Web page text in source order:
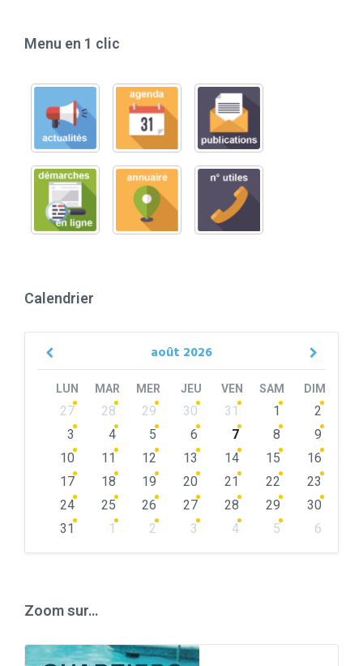
Menu en 1 clic
Calendrier
août 2026
Previous
LUN MAR MER JEU VEN SAM DIM
Skip
calendar
27 28 29 30 31 1
2
3
4 5 6 7 8
9
10
11 12 13 14 15
16
17
18 19 20 21 22
23
24
25 26 27 28 29
30
31
1 2 3 4 5
6
Zoom sur…